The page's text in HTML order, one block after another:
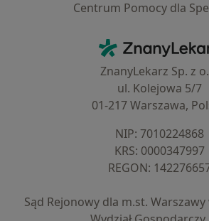
Centrum Pomocy dla
ZnanyLekarz Sp. z
ul. Kolejowa 5/7
01-217 Warszawa,
NIP: ⁠7010224868
KRS: ⁠0000347997
REGON:
Sąd Rejonowy dla m.st.